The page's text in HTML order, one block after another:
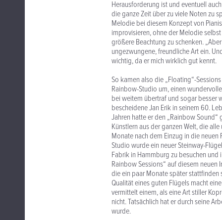
Herausforderung ist und eventuell
die ganze Zeit über zu viele Noten zu
Melodie bei diesem Konzept von
improvisieren, ohne der Melodie
größere Beachtung zu schenken.
ungezwungene, freundliche Art ein.
wichtig, da er mich wirklich gut kennt.
So kamen also die „Floating“-
Rainbow-Studio um, einen
bei weitem übertraf und sogar besser
bescheidene Jan Erik in seinem 60.
Jahren hatte er den „Rainbow
Künstlern aus der ganzen Welt, die
Monate nach dem Einzug in die
Studio wurde ein neuer Steinway-
Fabrik in Hammburg zu besuchen
Rainbow Sessions“ auf diesem neuen
die ein paar Monate später stattfinden
Qualität eines guten Flügels macht
vermittelt einem, als eine Art stiller
nicht. Tatsächlich hat er durch seine
wurde.